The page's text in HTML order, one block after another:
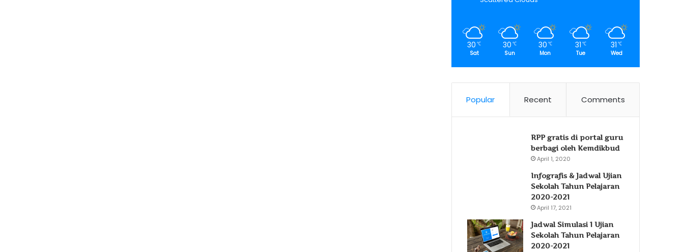
30 ℃
Sat
30 ℃
Sun
30 ℃
Mon
31 ℃
Tue
31 ℃
Wed
Popular Recent Comments
RPP gratis di portal guru
berbagi oleh Kemdikbud
April 1, 2020
Infografis & Jadwal Ujian
Sekolah Tahun Pelajaran
2020-2021
April 17, 2021
Jadwal Simulasi 1 Ujian
Sekolah Tahun Pelajaran
2020-2021